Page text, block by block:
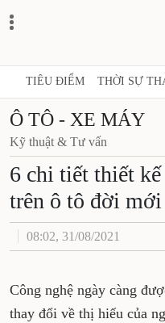
TIÊU ĐIỂM THỜI SỰ
Ô TÔ - XE MÁY
Kỹ thuật & Tư vấn
6 chi tiết thiết
trên ô tô đời mới
08:02, 31/08/2021
Công nghệ ngày càng
thay đổi về thị hiếu của